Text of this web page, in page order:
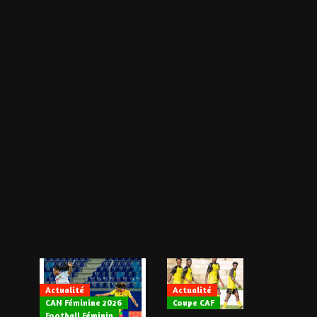
Actualité
CAN Féminine 2026
Actualité
Coupe CAF